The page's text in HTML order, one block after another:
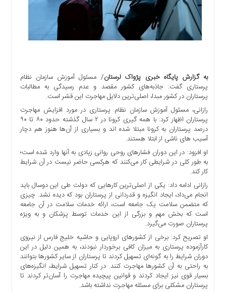
اقتصادی
ورزشی
فرهنگی
آموزشی
دسترسی
سریع
ارتباط
برگه
تعرفه
درباره
اخبار
سایت
ارتباط
به گزارش پایگاه خبری پژواک لرستان/ مسئول آموزش سازمان نظام
پرستاری گفت: جاذبه‌های کشور مقصد و عدم رسیدگی به مطالبات
پرستاران در کشور مبدا، اصلی‌ترین دلایل مهاجرت این قشر است.
رازانی، مسئول آموزش سازمان نظام پرستاری در مورد افزایش مهاجرت
پرستاران اظهار کرد: با همه گیری کرونا در ۲ سال گذشته حدود ۸۰ تا ۹۰
درصد پرستاران به کرونا مبتلا شده اند و بسیاری از آن‌ها هنوز هم دچار
آسیب های ناشی از ابتلا هستند.
او افزود: در این دوران فشار‌های روحی روانی زیادی به آنها وارد شده است؛
به طور کلی در شرایطی کار می‌کنند که هرکسی حاضر نیست در آن شرایط
کار کند.
رازانی ادامه داد: یکی از اصلی‌ترین کار‌هایی که دولت طی این دوسال باید
انجام می‌داد، ایجاد انگیزه و قدردانی از پرستاران بود که دیده نشد. چیزی
که متضمن سلامت یک جامعه است، ارائه خدمات سلامت در آن جامعه
است که بخش مهم و بزرگی از این خدمات توسط پزشکان و به ویژه
پرستاران صورت می‌گیرد.
او تصریح کرد: برخی از کشور‌های اروپایی و حاشیه خلیج فارس از نیروی
کارآزموده پرستاری به میزان کافی برخوردار نبودند، به همین دلیل در این
دوران شرایط را به گونه‌ای تسهیل کردند تا پرستاران از سایر کشور‌ها بتوانند
به راحتی به آن کشور‌ها مهاجرت کنند. در کنار تسهیل شرایط، انگیزه‌های
بسیار قوی نیز ایجاد کردند و قوانین پیچیده مهاجرت را آسان‌تر کردند تا
پرستاران مشکلی برای مسئله مهاجرت نداشته باشد.